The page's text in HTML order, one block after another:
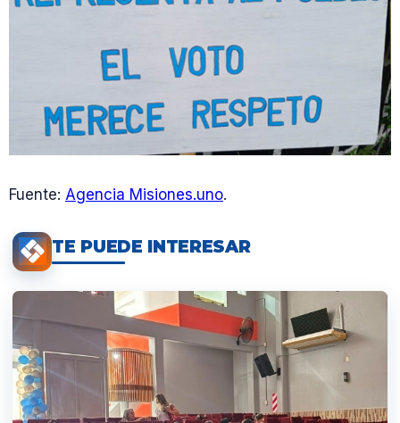
Fuente: Agencia Misiones.uno.
TE PUEDE INTERESAR